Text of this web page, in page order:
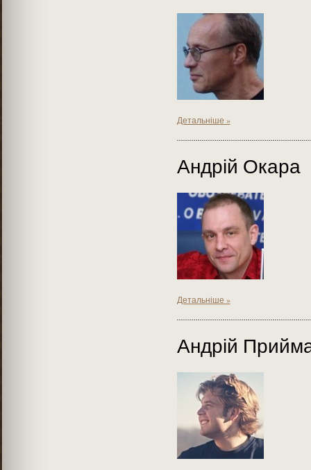
Детальніше »
Андрій Окара
Детальніше »
Андрій